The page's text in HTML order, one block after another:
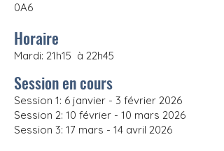
0A6
Horaire
Mardi: 21h15 à 22h45
Session en cours
Session 1: 6 janvier - 3 février 2026
Session 2: 10 février - 10 mars 2026
Session 3: 17 mars - 14 avril 2026